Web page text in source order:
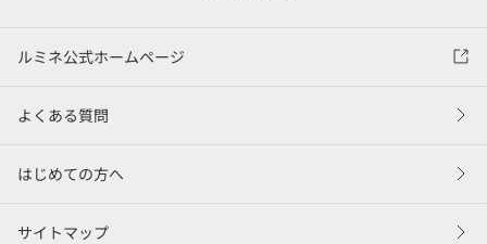
ルミネ公式ホームページ
よくある質問
はじめての方へ
サイトマップ